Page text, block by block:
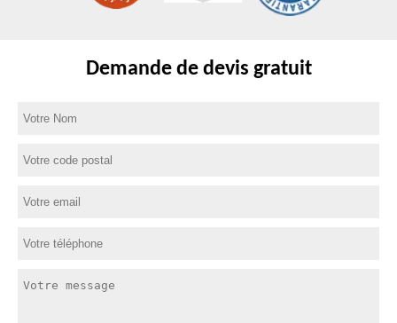
Demande de devis gratuit